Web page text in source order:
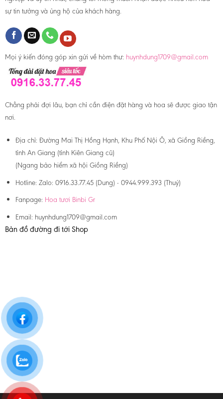
sự tin tưởng và ủng hộ của khách hàng.
Mọi ý kiến đóng góp xin gửi về hòm thư: huynhdung1709@gmail.com
Chẳng phải đợi lâu, bạn chỉ cần điện đặt hàng và hoa sẽ được giao tận
nơi.
Địa chỉ: Đường Mai Thị Hồng Hạnh, Khu Phố Nội Ô, xã Giồng Riềng,
tỉnh An Giang (tỉnh Kiên Giang cũ)
(Ngang bảo hiểm xã hội Giồng Riềng)
Hotline: Zalo: 0916.33.77.45 (Dung) - 0944.999.393 (Thuý)
Fanpage: Hoa tươi Binbi Gr
Email: huynhdung1709@gmail.com
Bản đồ đường đi tới Shop